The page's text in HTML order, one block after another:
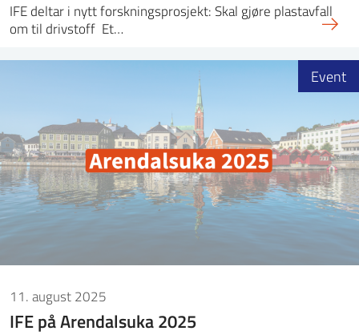
IFE deltar i nytt forskningsprosjekt: Skal gjøre plastavfall
om til drivstoff Et…
11. august 2025
IFE på Arendalsuka 2025
Event